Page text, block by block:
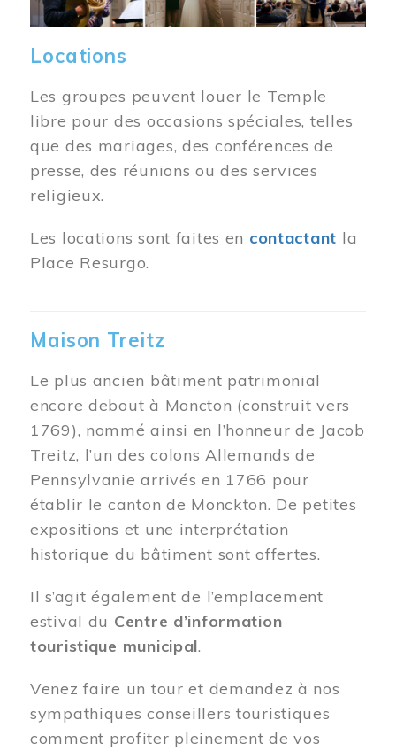
Locations
Les groupes peuvent louer le Temple
libre pour des occasions spéciales, telles
que des mariages, des conférences de
presse, des réunions ou des services
religieux.
Les locations sont faites en contactant la
Place Resurgo.
Maison Treitz
Le plus ancien bâtiment patrimonial
encore debout à Moncton (construit vers
1769), nommé ainsi en l’honneur de Jacob
Treitz, l’un des colons Allemands de
Pennsylvanie arrivés en 1766 pour
établir le canton de Monckton. De petites
expositions et une interprétation
historique du bâtiment sont offertes.
Il s’agit également de l’emplacement
estival du Centre d’information
touristique municipal.
Venez faire un tour et demandez à nos
sympathiques conseillers touristiques
comment profiter pleinement de vos